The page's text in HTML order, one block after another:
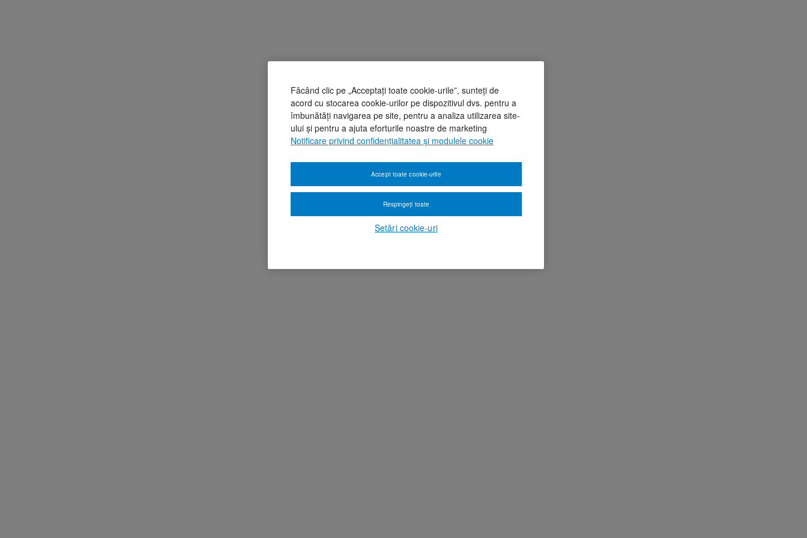
Făcând clic pe „Acceptați toate cookie-urile”, sunteți de
acord cu stocarea cookie-urilor pe dispozitivul dvs. pentru a
îmbunătăți navigarea pe site, pentru a analiza utilizarea site-
ului și pentru a ajuta eforturile noastre de marketing
Notificare privind confidențialitatea și modulele cookie
Setări cookie-uri
Respingeți toate
Accept toate cookie-urile